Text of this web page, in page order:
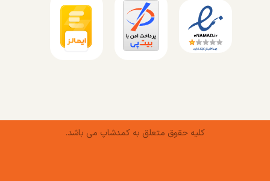
کلیه حقوق متعلق به کمدشاپ می باشد.